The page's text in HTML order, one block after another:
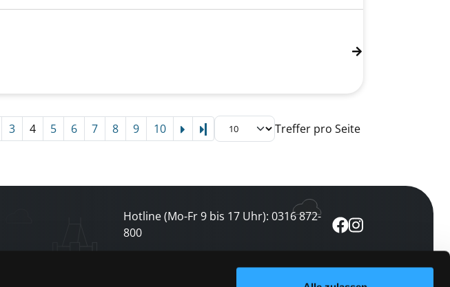
3 4 5 6 7 8 9 10 Letzte Seite Treffer pro Seite
Hotline (Mo-Fr 9 bis 17 Uhr): 0316 872-
800